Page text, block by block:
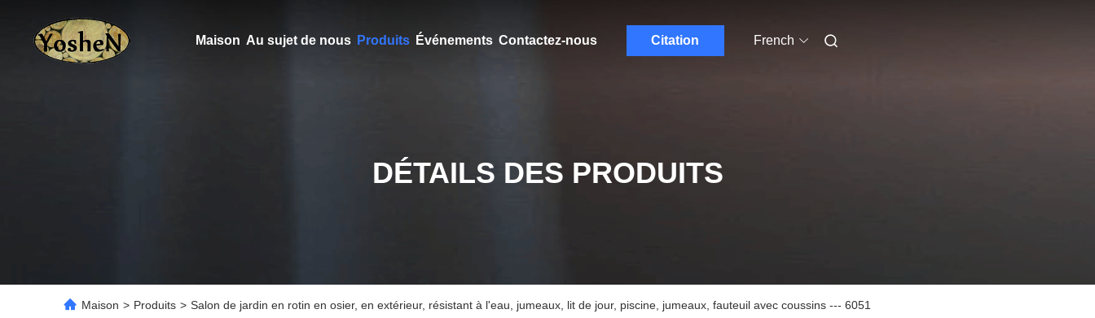
Maison Au sujet de nous Produits Événements Contactez-nous Citation French
DÉTAILS DES PRODUITS
Maison > Produits > Salon de jardin en rotin en osier, en extérieur, résistant à l'eau, jumeaux, lit de jour, piscine, jumeaux, fauteuil avec coussins --- 6051